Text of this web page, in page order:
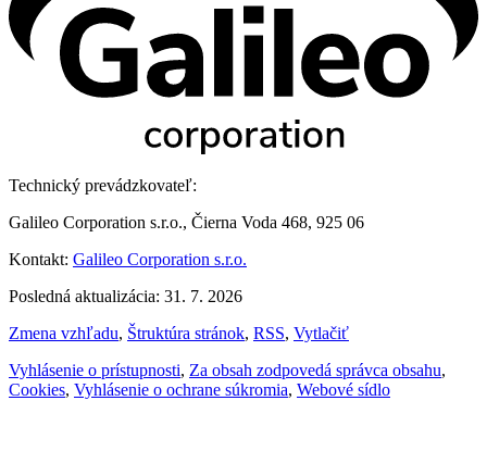
Technický prevádzkovateľ:
Galileo Corporation s.r.o., Čierna Voda 468, 925 06
Kontakt: Galileo Corporation s.r.o.
Posledná aktualizácia: 31. 7. 2026
Zmena vzhľadu, Štruktúra stránok, RSS, Vytlačiť
Vyhlásenie o prístupnosti, Za obsah zodpovedá správca obsahu,
Cookies, Vyhlásenie o ochrane súkromia, Webové sídlo